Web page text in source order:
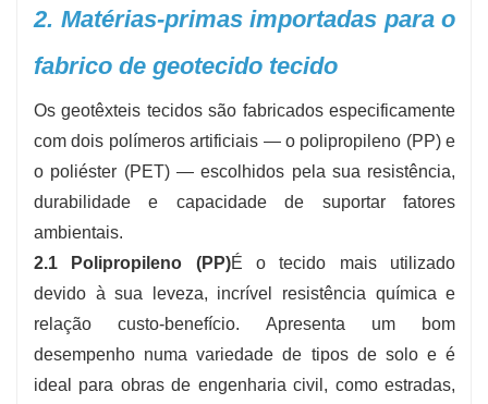
2. Matérias-primas importadas para o
fabrico de geotecido tecido
Os geotêxteis tecidos são fabricados especificamente
com dois polímeros artificiais — o polipropileno (PP) e
o poliéster (PET) — escolhidos pela sua resistência,
durabilidade e capacidade de suportar fatores
ambientais.
2.1 Polipropileno (PP)É o tecido mais utilizado
devido à sua leveza, incrível resistência química e
relação custo-benefício. Apresenta um bom
desempenho numa variedade de tipos de solo e é
ideal para obras de engenharia civil, como estradas,